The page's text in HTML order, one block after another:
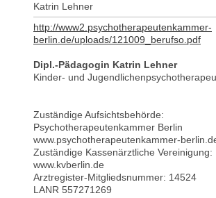
Katrin Lehner
http://www2.psychotherapeutenkammer-
berlin.de/uploads/121009_berufso.pdf
Dipl.-Pädagogin Katrin Lehner
Kinder- und
Zuständige Aufsichtsbehörde:
Psychotherapeutenkammer Berlin
www.psychotherapeutenkammer-
Zuständige Kassenärztliche Vereinigung:
www.kvberlin.de
Arztregister-Mitgliedsnummer: 14524
LANR 557271269